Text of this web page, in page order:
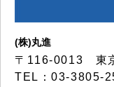
(株)丸進
〒116-0013 東
TEL：03-3805-